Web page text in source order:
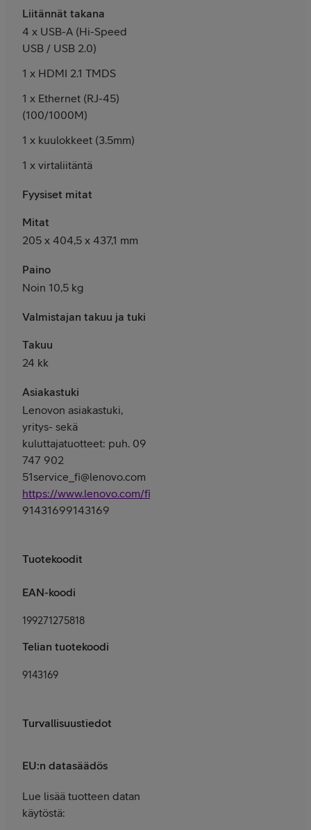
Liitännät takana
4 x USB-A (Hi-Speed
USB / USB 2.0)
1 x HDMI 2.1 TMDS
1 x Ethernet (RJ-45)
(100/1000M)
1 x kuulokkeet (3.5mm)
1 x virtaliitäntä
Fyysiset mitat
Mitat
205 x 404,5 x 437,1 mm
Paino
Noin 10,5 kg
Valmistajan takuu ja tuki
Takuu
24 kk
Asiakastuki
Lenovon asiakastuki,
yritys- sekä
kuluttajatuotteet: puh. 09
747 902
51service_fi@lenovo.com
https://www.lenovo.com/fi/fi/services
91431699143169
Tuotekoodit
EAN-koodi
199271275818
Telian tuotekoodi
9143169
Turvallisuustiedot
EU:n datasäädös
Lue lisää tuotteen datan
käytöstä: